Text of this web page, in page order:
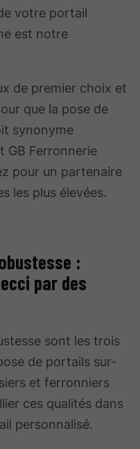
votre portail
est notre
de premier choix et
que la pose de
synonyme
GB Ferronnerie
pour un partenaire
les plus élevées.
:
par des
sont les trois
de portails sur-
et ferronniers
ces qualités dans
personnalisé.